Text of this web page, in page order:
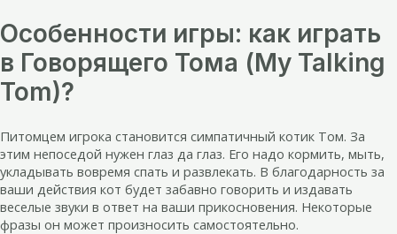
Особенности игры: как играть
в Говорящего Тома (My Talking
Tom)?
Питомцем игрока становится симпатичный котик Том. За
этим непоседой нужен глаз да глаз. Его надо кормить, мыть,
укладывать вовремя спать и развлекать. В благодарность за
ваши действия кот будет забавно говорить и издавать
веселые звуки в ответ на ваши прикосновения. Некоторые
фразы он может произносить самостоятельно.